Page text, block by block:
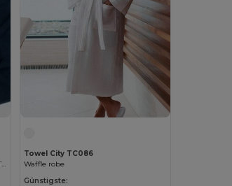
Towel City TC018 - MICROFIBRE BATH TOWEL
Towel City TC086
Waffle robe
Günstigste: